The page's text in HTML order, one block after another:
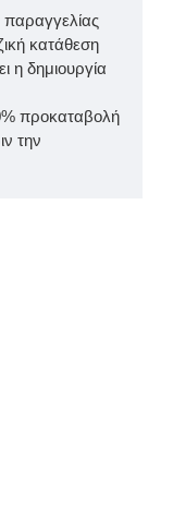
παραγγελίας
κατάθεση
η δημιουργία
προκαταβολή
την